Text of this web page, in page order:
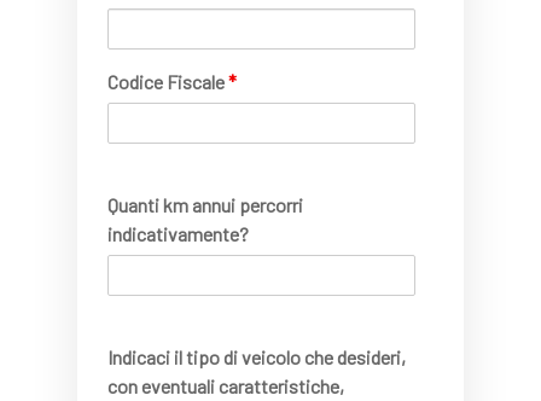
Codice Fiscale*
Quanti km annui percorri
indicativamente?
Indicaci il tipo di veicolo che desideri,
con eventuali caratteristiche,